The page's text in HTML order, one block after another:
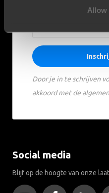
Allow
Door je in te schrijven
akkoord met de
Social media
Blijf op de hoogte van onze